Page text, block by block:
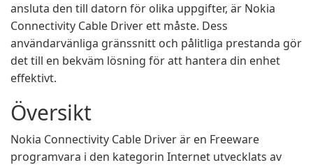
ansluta den till datorn för olika uppgifter, är Nokia
Connectivity Cable Driver ett måste. Dess
användarvänliga gränssnitt och pålitliga prestanda gör
det till en bekväm lösning för att hantera din enhet
effektivt.
Översikt
Nokia Connectivity Cable Driver är en Freeware
programvara i den kategorin Internet utvecklats av